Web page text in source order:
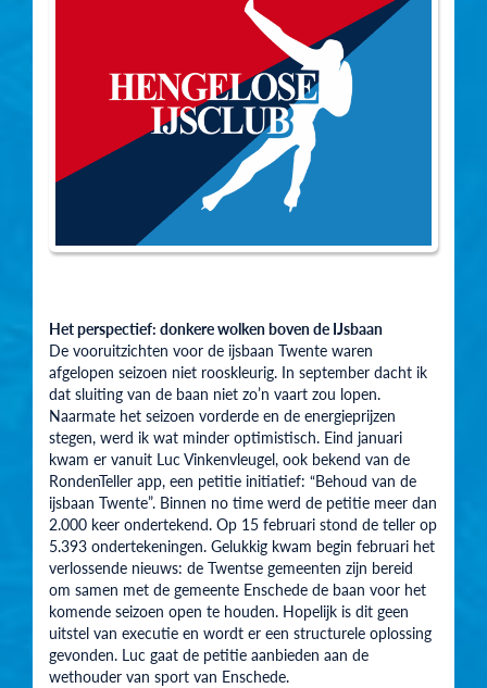
Het perspectief: donkere wolken boven de IJsbaan
De vooruitzichten voor de ijsbaan Twente waren
afgelopen seizoen niet rooskleurig. In september dacht ik
dat sluiting van de baan niet zo’n vaart zou lopen.
Naarmate het seizoen vorderde en de energieprijzen
stegen, werd ik wat minder optimistisch. Eind januari
kwam er vanuit Luc Vinkenvleugel, ook bekend van de
RondenTeller app, een petitie initiatief: “Behoud van de
ijsbaan Twente”. Binnen no time werd de petitie meer dan
2.000 keer ondertekend. Op 15 februari stond de teller op
5.393 ondertekeningen. Gelukkig kwam begin februari het
verlossende nieuws: de Twentse gemeenten zijn bereid
om samen met de gemeente Enschede de baan voor het
komende seizoen open te houden. Hopelijk is dit geen
uitstel van executie en wordt er een structurele oplossing
gevonden. Luc gaat de petitie aanbieden aan de
wethouder van sport van Enschede.